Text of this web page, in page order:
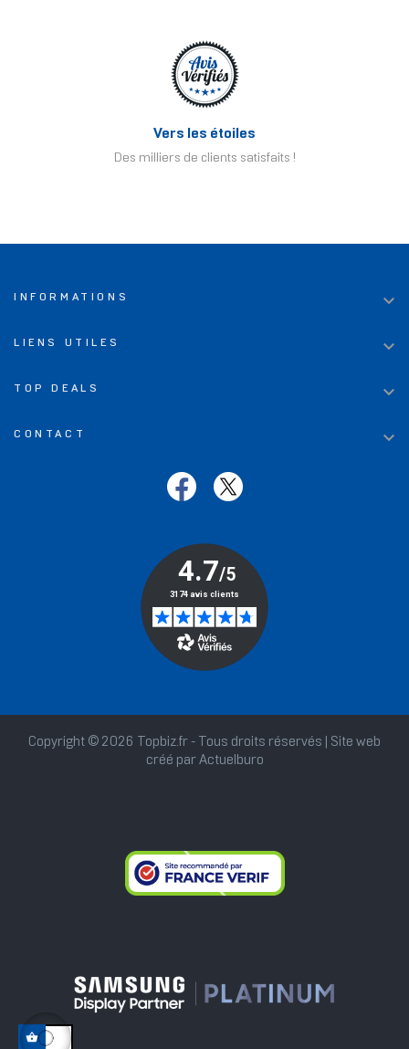
Vers les étoiles
Des milliers de clients satisfaits !
INFORMATIONS 
LIENS UTILES 
TOP DEALS 
CONTACT 
Copyright © 2026 Topbiz.fr - Tous droits réservés | Site web
créé par Actuelburo